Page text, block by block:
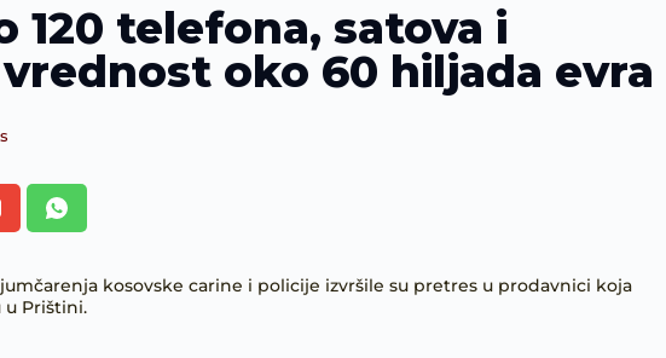
120 telefona, satova i
oko 60 hiljada evra
kosovske carine i policije izvršile su pretres u prodavnici koja
Prištini.